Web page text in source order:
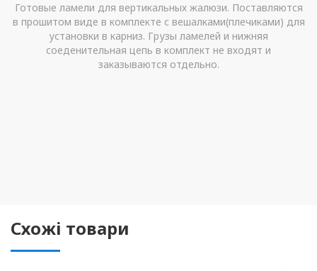
Готовые ламели для вертикальных жалюзи. Поставляются
в прошитом виде в комплекте с вешалками(плечиками) для
установки в карниз. Грузы ламелей и нижняя
соеденительная цепь в комплект не входят и
заказываются отдельно.
Схожі товари